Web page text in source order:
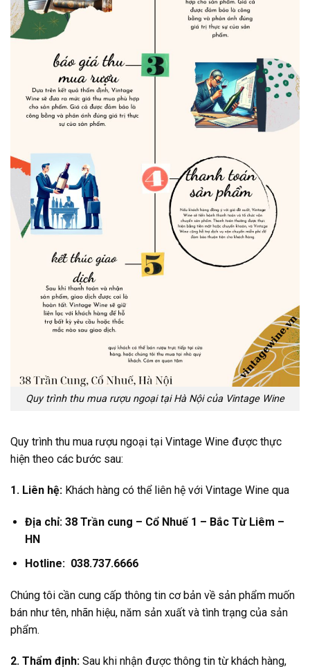
Quy trình thu mua rượu ngoại tại Hà Nội của Vintage Wine
Quy trình thu mua rượu ngoại tại Vintage Wine được thực
hiện theo các bước sau:
1. Liên hệ: Khách hàng có thể liên hệ với Vintage Wine qua
Địa chỉ: 38 Trần cung – Cổ Nhuế 1 – Bắc Từ Liêm –
HN
Hotline: 038.737.6666
Chúng tôi cần cung cấp thông tin cơ bản về sản phẩm muốn
bán như tên, nhãn hiệu, năm sản xuất và tình trạng của sản
phẩm.
2. Thẩm định: Sau khi nhận được thông tin từ khách hàng,